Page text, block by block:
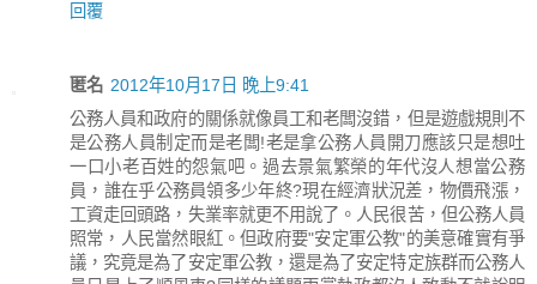
回覆
匿名 2012年10月17日 晚上9:41
公務人員和政府的關係就像員工和老闆沒錯，但是遊戲規則不
是公務人員制定而是老闆!老是拿公務人員開刀應該只是想吐
一口小老百姓的怨氣吧。過去景氣繁榮的年代沒人想當公務
員，誰在乎公務員領多少年終?現在經濟狀況差，物價飛漲，
工資走回頭路，失業率就更不用說了。人民很苦，但公務人員
照常，人民當然眼紅。但政府要"安定軍公教"的美意確實有爭
議，究竟是為了安定軍公教，還是為了安定特定族群而公務人